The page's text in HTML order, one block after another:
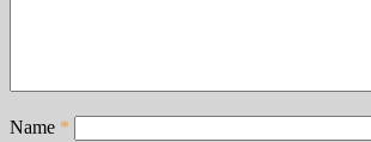
Name *